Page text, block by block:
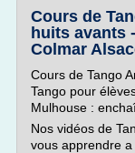
Cours de
huits avants
Colmar
Cours de Tango
Tango pour
Mulhouse :
Nos vidéos de
vous apprendre